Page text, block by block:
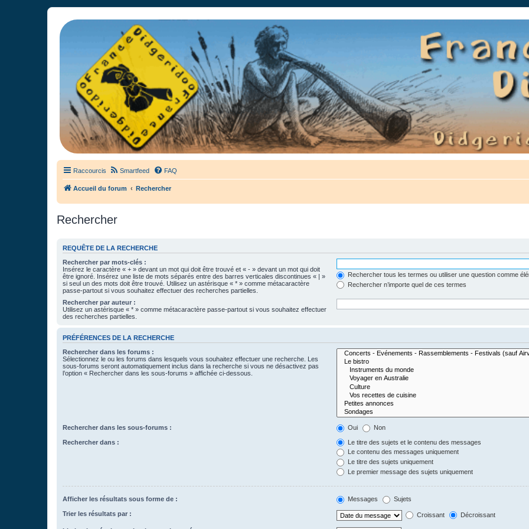
France Didgeridoo
Didgeridoo et Guimbarde sur France Didgeridoo - retrouvez la communauté.
Raccourcis Smartfeed FAQ
Accueil du forum Rechercher
Rechercher
REQUÊTE DE LA RECHERCHE
Rechercher par mots-clés :
Insérez le caractère « + » devant un mot qui doit être trouvé et « - » devant un mot qui doit
être ignoré. Insérez une liste de mots séparés entre des barres verticales discontinues « | »
si seul un des mots doit être trouvé. Utilisez un astérisque « * » comme métacaractère
passe-partout si vous souhaitez effectuer des recherches partielles.
Rechercher tous les termes ou utiliser une question comme
Rechercher n’importe quel de ces termes
Rechercher par auteur :
Utilisez un astérisque « * » comme métacaractère passe-partout si vous souhaitez effectuer
des recherches partielles.
PRÉFÉRENCES DE LA RECHERCHE
Rechercher dans les forums :
Sélectionnez le ou les forums dans lesquels vous souhaitez effectuer une recherche. Les
sous-forums seront automatiquement inclus dans la recherche si vous ne désactivez pas
l’option « Rechercher dans les sous-forums » affichée ci-dessous.
Rechercher dans les sous-forums : Oui Non
Rechercher dans :
Le titre des sujets et le contenu des messages
Le contenu des messages uniquement
Le titre des sujets uniquement
Le premier message des sujets uniquement
Afficher les résultats sous forme de : Messages Sujets
Trier les résultats par : Croissant Décroissant